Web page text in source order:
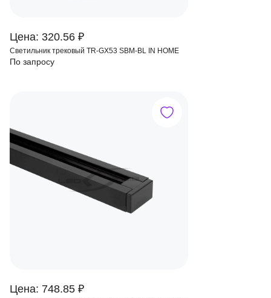
Цена: 320.56 ₽
Светильник трековый TR-GX53 SBM-BL IN HOME
По запросу
Цена: 748.85 ₽